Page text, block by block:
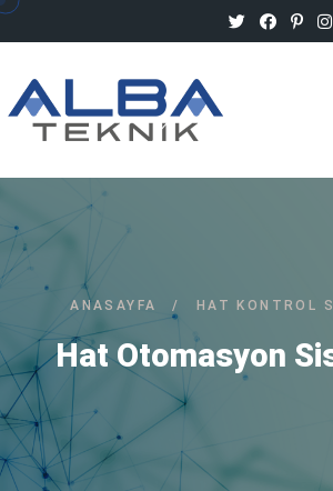
ANASAYFA / HAT KONTROL
Hat Otomasyon